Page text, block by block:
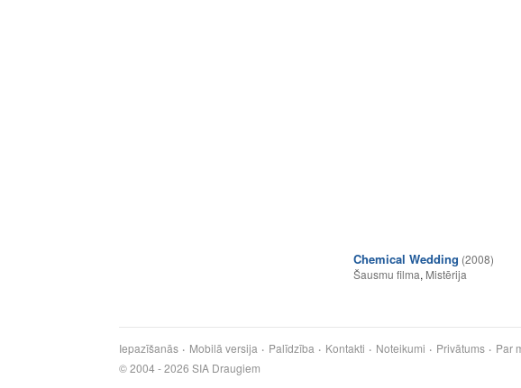
Chemical Wedding (2008)
Šausmu filma, Mistērija
Iepazīšanās Mobilā versija Palīdzība Kontakti Noteikumi Privātums Par
© 2004 - 2026 SIA Draugiem